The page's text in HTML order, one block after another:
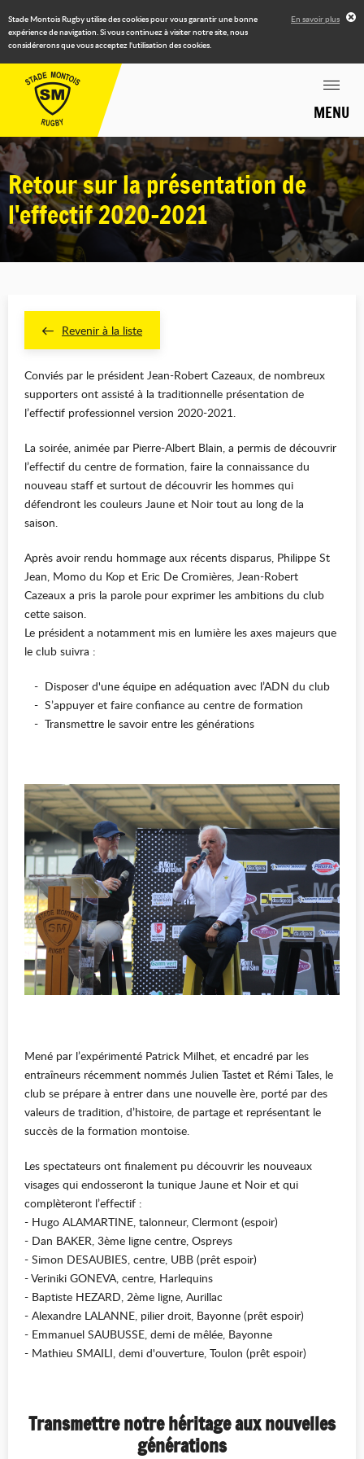
Stade Montois Rugby utilise des cookies pour vous garantir une bonne
expérience de navigation. Si vous continuez à visiter notre site, nous
considérerons que vous acceptez l'utilisation des cookies.
En savoir plus
MENU
Retour sur la présentation de
l'effectif 2020-2021
Revenir à la liste
Conviés par le président Jean-Robert Cazeaux, de nombreux
supporters ont assisté à la traditionnelle présentation de
l’effectif professionnel version 2020-2021.
La soirée, animée par Pierre-Albert Blain, a permis de découvrir
l’effectif du centre de formation, faire la connaissance du
nouveau staff et surtout de découvrir les hommes qui
défendront les couleurs Jaune et Noir tout au long de la
saison.
Après avoir rendu hommage aux récents disparus, Philippe St
Jean, Momo du Kop et Eric De Cromières, Jean-Robert
Cazeaux a pris la parole pour exprimer les ambitions du club
cette saison.
Le président a notamment mis en lumière les axes majeurs que
le club suivra :
- Disposer d'une équipe en adéquation avec l’ADN du club
- S’appuyer et faire confiance au centre de formation
- Transmettre le savoir entre les générations
Mené par l’expérimenté Patrick Milhet, et encadré par les
entraîneurs récemment nommés Julien Tastet et Rémi Tales, le
club se prépare à entrer dans une nouvelle ère, porté par des
valeurs de tradition, d’histoire, de partage et représentant le
succès de la formation montoise.
Les spectateurs ont finalement pu découvrir les nouveaux
visages qui endosseront la tunique Jaune et Noir et qui
complèteront l’effectif :
- Hugo ALAMARTINE, talonneur, Clermont (espoir)
- Dan BAKER, 3ème ligne centre, Ospreys
- Simon DESAUBIES, centre, UBB (prêt espoir)
- Veriniki GONEVA, centre, Harlequins
- Baptiste HEZARD, 2ème ligne, Aurillac
- Alexandre LALANNE, pilier droit, Bayonne (prêt espoir)
- Emmanuel SAUBUSSE, demi de mêlée, Bayonne
- Mathieu SMAILI, demi d'ouverture, Toulon (prêt espoir)
Transmettre notre héritage aux nouvelles
générations